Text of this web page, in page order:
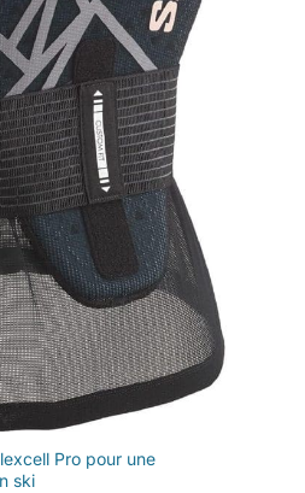
Pro pour une
ski